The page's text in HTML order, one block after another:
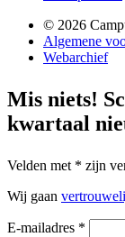
© 2026
Algemene
Webarchief
Mis niets!
kwartaal
Velden met * zijn
Wij gaan
E-mailadres *